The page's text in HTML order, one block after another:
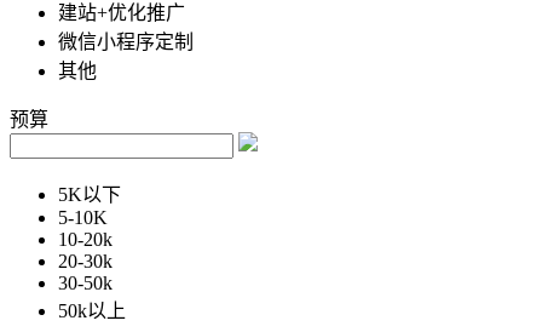
建站+优化推广
微信小程序定制
其他
预算
5K以下
5-10K
10-20k
20-30k
30-50k
50k以上